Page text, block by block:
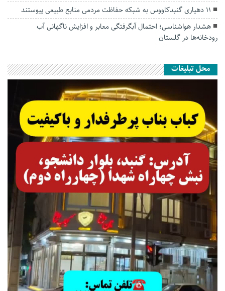
۱۱ دهیاری گنبدکاووس به شبکه حفاظت مردمی منابع طبیعی پیوستند
هشدار هواشناسی؛ احتمال آبگرفتگی معابر و افزایش ناگهانی آب
رودخانه‌ها در گلستان
محل تبلیغات